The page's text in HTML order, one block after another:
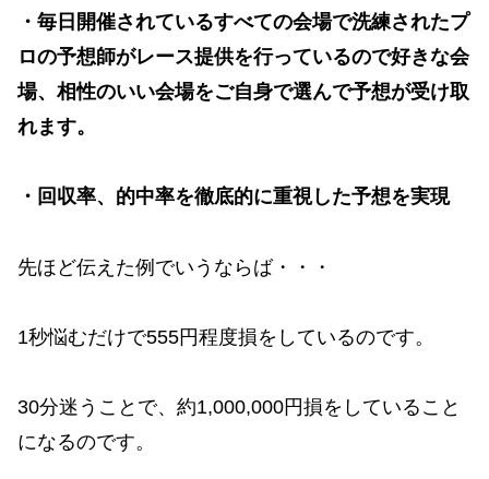
・毎日開催されているすべての会場で洗練されたプ
ロの予想師がレース提供を行っているので好きな会
場、相性のいい会場をご自身で選んで予想が受け取
れます。
・回収率、的中率を徹底的に重視した予想を実現
先ほど伝えた例でいうならば・・・
1秒悩むだけで555円程度損をしているのです。
30分迷うことで、約1,000,000円損をしていること
になるのです。